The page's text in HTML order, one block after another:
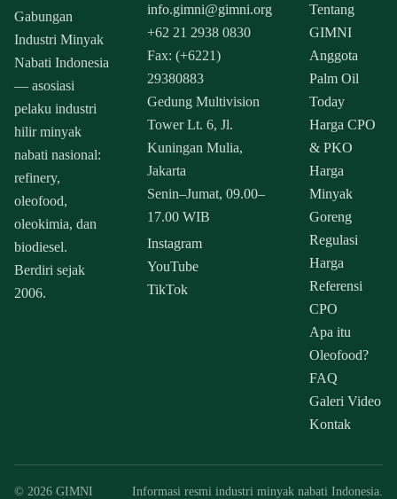
Gabungan
Industri Minyak
Nabati Indonesia
— asosiasi
pelaku industri
hilir minyak
nabati nasional:
refinery,
oleofood,
oleokimia, dan
biodiesel.
Berdiri sejak
2006.
info.gimni@gimni.org
+62 21 2938 0830
Fax: (+6221)
29380883
Gedung Multivision
Tower Lt. 6, Jl.
Kuningan Mulia,
Jakarta
Senin–Jumat, 09.00–
17.00 WIB
Instagram
YouTube
TikTok
Tentang
GIMNI
Anggota
Palm Oil
Today
Harga CPO
& PKO
Harga
Minyak
Goreng
Regulasi
Harga
Referensi
CPO
Apa itu
Oleofood?
FAQ
Galeri Video
Kontak
© 2026 GIMNI Informasi resmi industri minyak nabati Indonesia.